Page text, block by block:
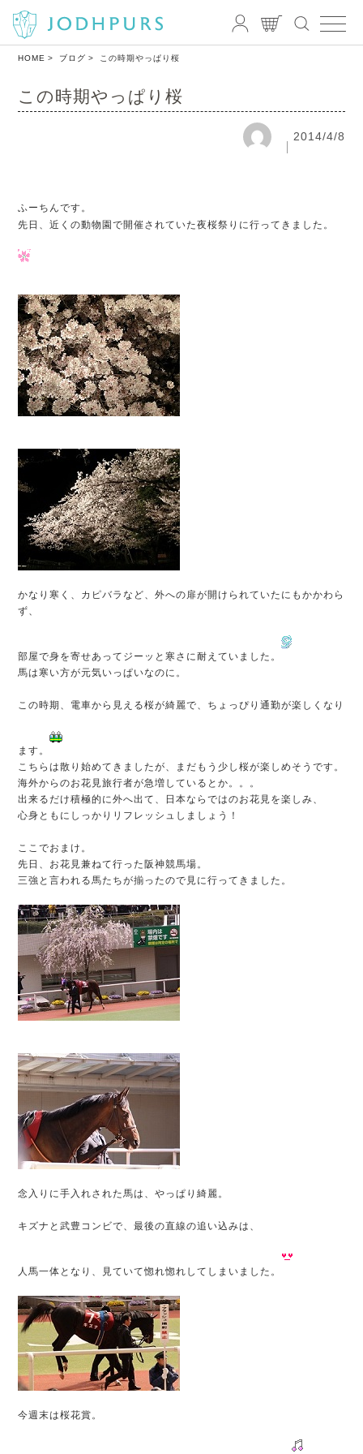
HOME ブログ この時期やっぱり桜
この時期やっぱり桜
2014/4/8
ふーちんです。
先日、近くの動物園で開催されていた夜桜祭りに行ってきました。
かなり寒く、カピバラなど、外への扉が開けられていたにもかかわら
ず、
部屋で身を寄せあってジーッと寒さに耐えていました。
馬は寒い方が元気いっぱいなのに。
この時期、電車から見える桜が綺麗で、ちょっぴり通勤が楽しくなり
ます。
こちらは散り始めてきましたが、まだもう少し桜が楽しめそうです。
海外からのお花見旅行者が急増しているとか。。。
出来るだけ積極的に外へ出て、日本ならではのお花見を楽しみ、
心身ともにしっかりリフレッシュしましょう！
ここでおまけ。
先日、お花見兼ねて行った阪神競馬場。
三強と言われる馬たちが揃ったので見に行ってきました。
念入りに手入れされた馬は、やっぱり綺麗。
キズナと武豊コンビで、最後の直線の追い込みは、
人馬一体となり、見ていて惚れ惚れしてしまいました。
今週末は桜花賞。